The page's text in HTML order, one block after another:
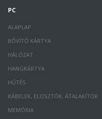
PC
ALAPLAP
BŐVÍTŐ KÁRTYA
HÁLÓZAT
HANGKÁRTYA
HŰTÉS
KÁBELEK, ELOSZTÓK, ÁTALAKÍTÓK
MEMÓRIA